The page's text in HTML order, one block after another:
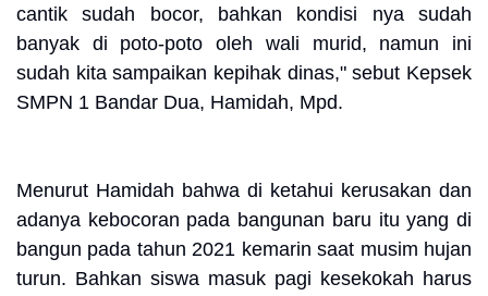
cantik sudah bocor, bahkan kondisi nya sudah
banyak di poto-poto oleh wali murid, namun ini
sudah kita sampaikan kepihak dinas," sebut Kepsek
SMPN 1 Bandar Dua, Hamidah, Mpd.
Menurut Hamidah bahwa di ketahui kerusakan dan
adanya kebocoran pada bangunan baru itu yang di
bangun pada tahun 2021 kemarin saat musim hujan
turun. Bahkan siswa masuk pagi kesekokah harus